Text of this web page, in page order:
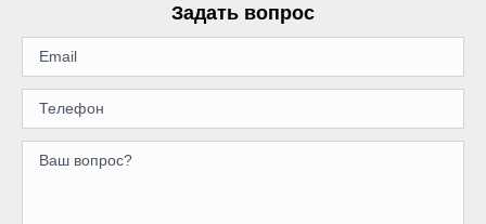
Задать вопрос